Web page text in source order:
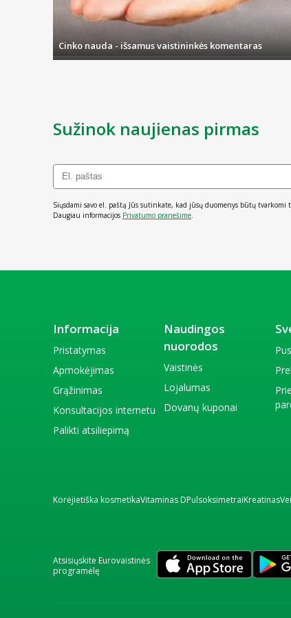
kitą darbo dieną, o pristatymas sėkmingai įvyksta per 1-3
Cinko nauda - išsamus vaistininkės komentaras
Sužinok naujienas pirmas
Siųsdami savo el. paštą Jūs sutinkate, kad jūsų duomenys būtų tvarkomi
Daugiau informacijos Privatumo pranešime
Informacija
Pristatymas
Apmokėjimas
Grąžinimas
Konsultacijos internetu
Palikti atsiliepimą
Naudingos
nuorodos
Vaistinės
Lojalumas
Dovanų kuponai
Korėjietiška kosmetikaVitaminas DPulsoksimetraiKreatinas
Atsisiųskite Eurovaistinės
programėlę